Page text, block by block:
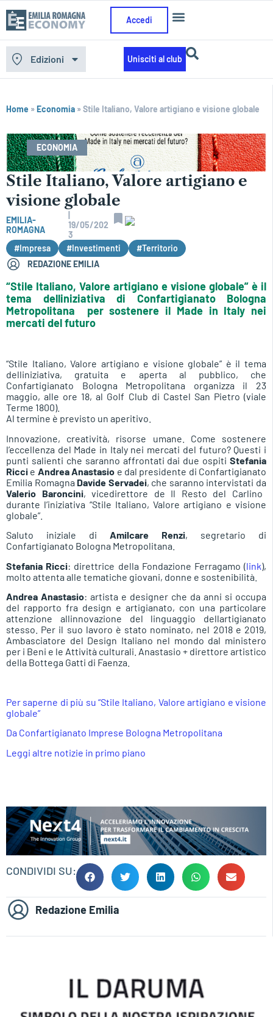
Accedi
Edizioni Unisciti al club
Home »Economia »Stile Italiano, Valore artigiano e visione globale
ECONOMIA
Stile Italiano, Valore artigiano e
visione globale
EMILIA-
ROMAGNA
19/05/202
3
#Impresa
#Investimenti
#Territorio
REDAZIONE EMILIA
“Stile Italiano, Valore artigiano e visione globale” è il
tema delliniziativa di Confartigianato Bologna
Metropolitana per sostenere il Made in Italy nei
mercati del futuro
“Stile Italiano, Valore artigiano e visione globale” è il tema
delliniziativa, gratuita e aperta al pubblico, che
Confartigianato Bologna Metropolitana organizza il 23
maggio, alle ore 18, al Golf Club di Castel San Pietro (viale
Terme 1800).
Al termine è previsto un aperitivo.
Innovazione, creatività, risorse umane. Come sostenere
l’eccellenza del Made in Italy nei mercati del futuro? Questi i
punti salienti che saranno affrontati dai due ospiti Stefania
Ricci e Andrea Anastasio e dal presidente di Confartigianato
Emilia Romagna Davide Servadei, che saranno intervistati da
Valerio Baroncini, vicedirettore de Il Resto del Carlino
durante l’iniziativa “Stile Italiano, Valore artigiano e visione
globale”.
Saluto iniziale di Amilcare Renzi, segretario di
Confartigianato Bologna Metropolitana.
Stefania Ricci: direttrice della Fondazione Ferragamo (link),
molto attenta alle tematiche giovani, donne e sostenibilità.
Andrea Anastasio: artista e designer che da anni si occupa
del rapporto fra design e artigianato, con una particolare
attenzione allinnovazione del linguaggio dellartigianato
stesso. Per il suo lavoro è stato nominato, nel 2018 e 2019,
Ambasciatore del Design Italiano nel mondo dal ministero
per i Beni e le Attività culturali. Anastasio + direttore artistico
della Bottega Gatti di Faenza.
Per saperne di più su “Stile Italiano, Valore artigiano e visione
globale”
Da Confartigianato Imprese Bologna Metropolitana
Leggi altre notizie in primo piano
CONDIVIDI SU:
Redazione Emilia